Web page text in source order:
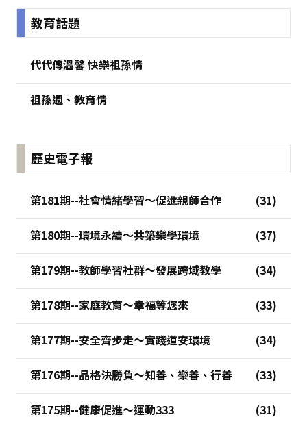
:::教育話題
代代傳溫馨 快樂祖孫情
祖孫週、教育情
歷史電子報
第181期--社會情緒學習～促進親師合作
第180期--環境永續～共築樂學環境
第179期--教師學習社群～發展跨域教學
第178期--家庭教育～幸福等您來
第177期--安全齊步走～實踐道安環境
第176期--品格決勝負～知善、樂善、行善
第175期--健康促進～運動333